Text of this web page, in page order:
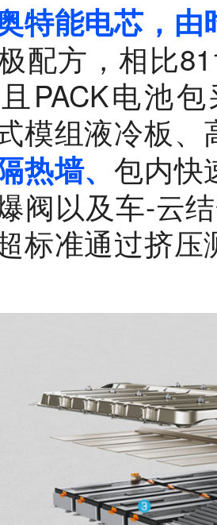
特能电芯，由
配方，相比
PACK电池
模组液冷板
热墙、包内快
阀以及车-云
标准通过挤